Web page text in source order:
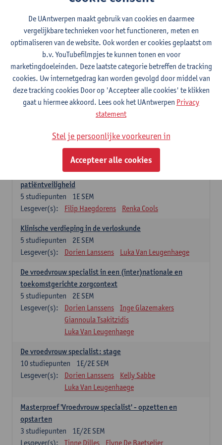
Caroline Masquillier Laura Mortelmans
Verplichte opleidingsonderdelen - Vroedvrouw
specialist
Leiderschap als regie van zorg: concepten en
vaardigheden
1E SEM
studiepunten
Lesgever(s):
Erik Franck
Sandrine Meynendonckx
Stijn Slootmans
Ines Vercalsteren
1E SEM
studiepunten
De professional als beheerder van kwaliteitszorg en
patiëntveiligheid
1E SEM
5 studiepunten
Lesgever(s):
Filip Haegdorens Renka Cools
Klinische verdieping in de verloskunde
2E SEM
5 studiepunten
Lesgever(s):
Dorien Lanssens Luka Van Leugenhaege
De vroedvrouw specialist in een (inter)nationale en
toekomstgerichte zorgcontext
2E SEM
5 studiepunten
Lesgever(s):
Dorien Lanssens
Inge Glazemakers
Giannoula Tsakitzidis
Luka Van Leugenhaege
De vroedvrouw specialist: stage
1E/2E SEM
10studiepunten
Lesgever(s):
Dorien Lanssens
Kelly Sabbe
Luka Van Leugenhaege
Masterproef 'Vroedvrouw specialist' - opzetten en
opstarten
1E/2E SEM
3 studiepunten
Lesgever(s):
Tinne Dilles Elyne De Baetselier
De UAntwerpen maakt gebruik van cookies en daarmee
vergelijkbare technieken voor het functioneren, meten en
optimaliseren van de website. Ook worden er cookies geplaatst om
b.v. YouTubefilmpjes te kunnen tonen en voor
marketingdoeleinden. Deze laatste categorie betreffen de tracking
cookies. Uw internetgedrag kan worden gevolgd door middel van
deze tracking cookies Door op 'Accepteer alle cookies' te klikken
gaat u hiermee akkoord. Lees ook het UAntwerpen Privacy
statement
Stel je persoonlijke voorkeuren in
Accepteer alle cookies